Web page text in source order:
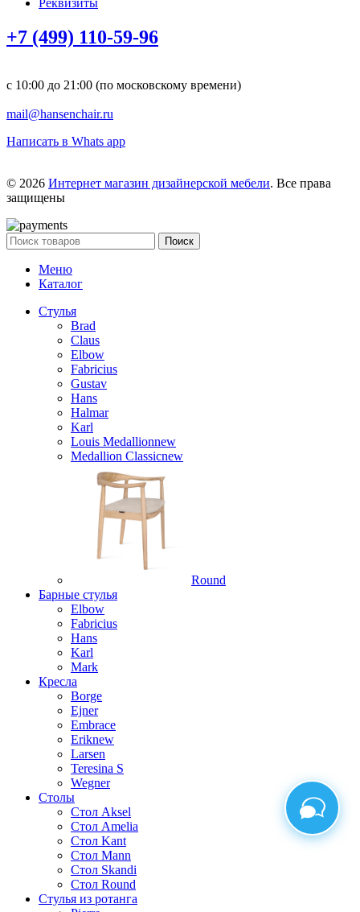
+7 (499) 110-59-96
с 10:00 до 21:00 (по московскому времени)
mail@hansenchair.ru
Написать в Whats app
© 2026 Интернет магазин дизайнерской мебели. Все права
защищены
Поиск
Меню
Каталог
Стулья
Brad
Claus
Elbow
Fabricius
Gustav
Hans
Halmar
Karl
Louis Medallionnew
Medallion Classicnew
Round
Барные стулья
Elbow
Fabricius
Hans
Karl
Mark
Кресла
Borge
Ejner
Embrace
Eriknew
Larsen
Teresina S
Wegner
Столы
Стол Aksel
Стол Amelia
Стол Kant
Стол Mann
Стол Skandi
Стол Round
Стулья из ротанга